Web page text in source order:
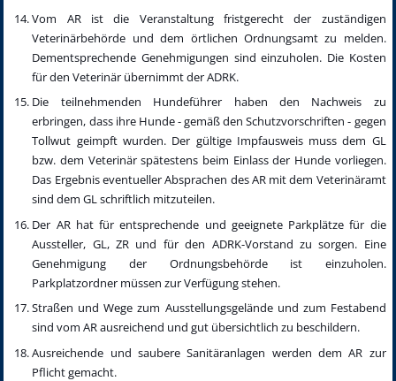
Vom AR ist die Veranstaltung fristgerecht der zuständigen
Veterinärbehörde und dem örtlichen Ordnungsamt zu melden.
Dementsprechende Genehmigungen sind einzuholen. Die Kosten
für den Veterinär übernimmt der ADRK.
Die teilnehmenden Hundeführer haben den Nachweis zu
erbringen, dass ihre Hunde - gemäß den Schutzvorschriften - gegen
Tollwut geimpft wurden. Der gültige Impfausweis muss dem GL
bzw. dem Veterinär spätestens beim Einlass der Hunde vorliegen.
Das Ergebnis eventueller Absprachen des AR mit dem Veterinäramt
sind dem GL schriftlich mitzuteilen.
Der AR hat für entsprechende und geeignete Parkplätze für die
Aussteller, GL, ZR und für den ADRK-Vorstand zu sorgen. Eine
Genehmigung der Ordnungsbehörde ist einzuholen.
Parkplatzordner müssen zur Verfügung stehen.
Straßen und Wege zum Ausstellungsgelände und zum Festabend
sind vom AR ausreichend und gut übersichtlich zu beschildern.
Ausreichende und saubere Sanitäranlagen werden dem AR zur
Pflicht gemacht.